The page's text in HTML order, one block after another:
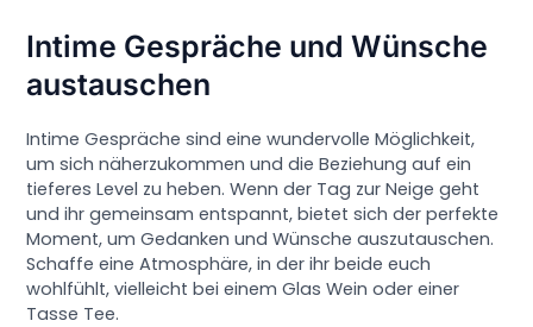
Intime Gespräche und Wünsche
austauschen
Intime Gespräche sind eine wundervolle Möglichkeit,
um sich näherzukommen und die Beziehung auf ein
tieferes Level zu heben. Wenn der Tag zur Neige geht
und ihr gemeinsam entspannt, bietet sich der perfekte
Moment, um Gedanken und Wünsche auszutauschen.
Schaffe eine Atmosphäre, in der ihr beide euch
wohlfühlt, vielleicht bei einem Glas Wein oder einer
Tasse Tee.